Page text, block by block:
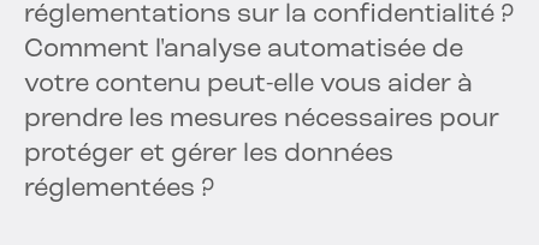
réglementations sur la confidentialité ?
Comment l'analyse automatisée de
votre contenu peut-elle vous aider à
prendre les mesures nécessaires pour
protéger et gérer les données
réglementées ?